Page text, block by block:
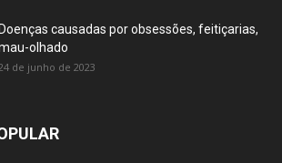
Doenças causadas por obsessões, feitiçarias,
olhado
de junho de 2023